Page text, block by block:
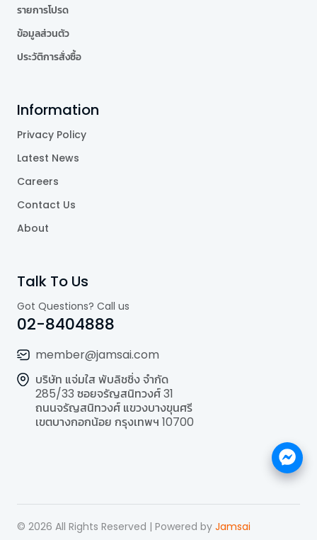
รายการโปรด
ข้อมูลส่วนตัว
ประวัติการสั่งซื้อ
Information
Privacy Policy
Latest News
Careers
Contact Us
About
Talk To Us
Got Questions? Call us
02-8404888
member@jamsai.com
บริษัท แจ่มใส พับลิชชิ่ง จำกัด
285/33 ซอยจรัญสนิทวงศ์ 31
ถนนจรัญสนิทวงศ์ แขวงบางขุนศรี
เขตบางกอกน้อย กรุงเทพฯ 10700
© 2026 All Rights Reserved | Powered by Jamsai